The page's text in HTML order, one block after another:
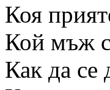
Коя
Кой мъж
Как да се